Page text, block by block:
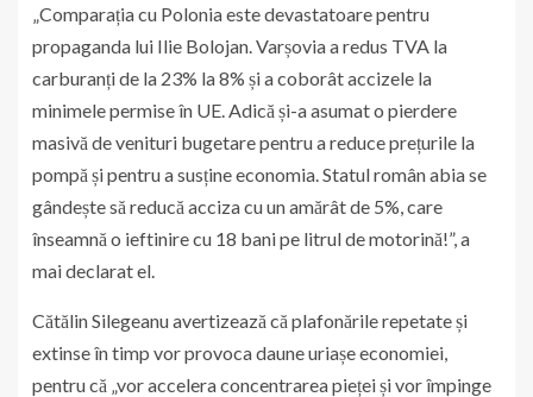
„Comparația cu Polonia este devastatoare pentru
propaganda lui Ilie Bolojan. Varșovia a redus TVA la
carburanți de la 23% la 8% și a coborât accizele la
minimele permise în UE. Adică și-a asumat o pierdere
masivă de venituri bugetare pentru a reduce prețurile la
pompă și pentru a susține economia. Statul român abia se
gândește să reducă acciza cu un amărât de 5%, care
înseamnă o ieftinire cu 18 bani pe litrul de motorină!”, a
mai declarat el.
Cătălin Silegeanu avertizează că plafonările repetate și
extinse în timp vor provoca daune uriașe economiei,
pentru că „vor accelera concentrarea pieței și vor împinge